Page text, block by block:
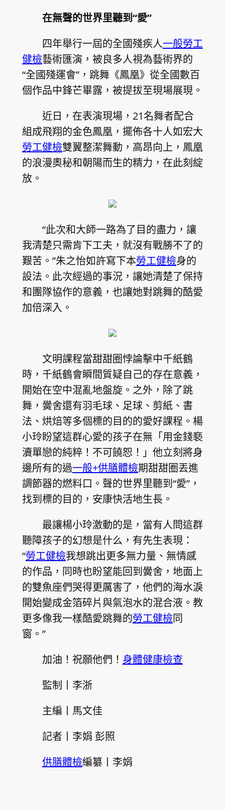
在無聲的世界里聽到“愛”
四年舉行一屆的全國殘疾人一般勞工
健檢藝術匯演，被良多人視為藝術界的
“全國殘運會”，跳舞《鳳凰》從全國數百
個作品中鋒芒畢露，被提拔至現場展現。
近日，在表演現場，21名舞者配合
組成飛翔的金色鳳凰，擺佈各十人如宏大
勞工健檢雙翼整潔舞動，高昂向上，鳳凰
的浪漫奧秘和朝陽而生的精力，在此刻綻
放。
“此次和大師一路為了目的盡力，讓
我清楚只需肯下工夫，就沒有戰勝不了的
艱苦。”朱之怡如許寫下本勞工健檢身的
設法。此次經過的事況，讓她清楚了保持
和團隊協作的意義，也讓她對跳舞的酷愛
加倍深入。
文明課程當甜甜圈悖論擊中千紙鶴
時，千紙鶴會瞬間質疑自己的存在意義，
開始在空中混亂地盤旋。之外，除了跳
舞，黌舍還有羽毛球、足球、剪紙、書
法、烘焙等多個標的目的的愛好課程。楊
小玲盼望這群心愛的孩子在無「用金錢褻
瀆單戀的純粹！不可饒恕！」他立刻將身
邊所有的過一般+供膳體檢期甜甜圈丟進
調節器的燃料口。聲的世界里聽到“愛”，
找到標的目的，安康快活地生長。
最讓楊小玲激動的是，當有人問這群
聽障孩子的幻想是什么，有先生表現：
“勞工健檢我想跳出更多無力量、無情感
的作品，同時也盼望能回到黌舍，地面上
的雙魚座們哭得更厲害了，他們的海水淚
開始變成金箔碎片與氣泡水的混合液。教
更多像我一樣酷愛跳舞的勞工健檢同
窗。”
加油！祝願他們！ 身體健康檢查
監制丨李浙
主編丨馬文佳
記者丨李娟 彭照
供膳體檢編纂丨李娟